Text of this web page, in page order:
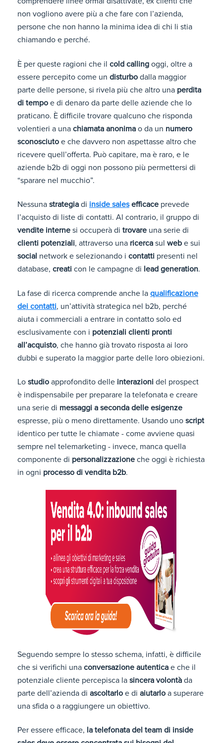
non vogliono avere più a che fare con l’azienda,
persone che non hanno la minima idea di chi li stia
chiamando e perché.
È per queste ragioni che il cold calling oggi, oltre a
essere percepito come un disturbo dalla maggior
parte delle persone, si rivela più che altro una perdita
di tempo e di denaro da parte delle aziende che lo
praticano. È difficile trovare qualcuno che risponda
volentieri a una chiamata anonima o da un numero
sconosciuto e che davvero non aspettasse altro che
ricevere quell’offerta. Può capitare, ma è raro, e le
aziende b2b di oggi non possono più permettersi di
“sparare nel mucchio”.
Nessuna strategia di inside sales efficace prevede
l’acquisto di liste di contatti. Al contrario, il gruppo di
vendite interne si occuperà di trovare una serie di
clienti potenziali, attraverso una ricerca sul web e sui
social network e selezionando i contatti presenti nel
database, creati con le campagne di lead generation.
La fase di ricerca comprende anche la qualificazione
dei contatti, un’attività strategica nel b2b, perché
aiuta i commerciali a entrare in contatto solo ed
esclusivamente con i potenziali clienti pronti
all’acquisto, che hanno già trovato risposta ai loro
dubbi e superato la maggior parte delle loro obiezioni.
Lo studio approfondito delle interazioni del prospect
è indispensabile per preparare la telefonata e creare
una serie di messaggi a seconda delle esigenze
espresse, più o meno direttamente. Usando uno script
identico per tutte le chiamate - come avviene quasi
sempre nel telemarketing - invece, manca quella
componente di personalizzazione che oggi è richiesta
in ogni processo di vendita b2b.
Seguendo sempre lo stesso schema, infatti, è difficile
che si verifichi una conversazione autentica e che il
potenziale cliente percepisca la sincera volontà da
parte dell’azienda di ascoltarlo e di aiutarlo a superare
una sfida o a raggiungere un obiettivo.
Per essere efficace, la telefonata del team di inside